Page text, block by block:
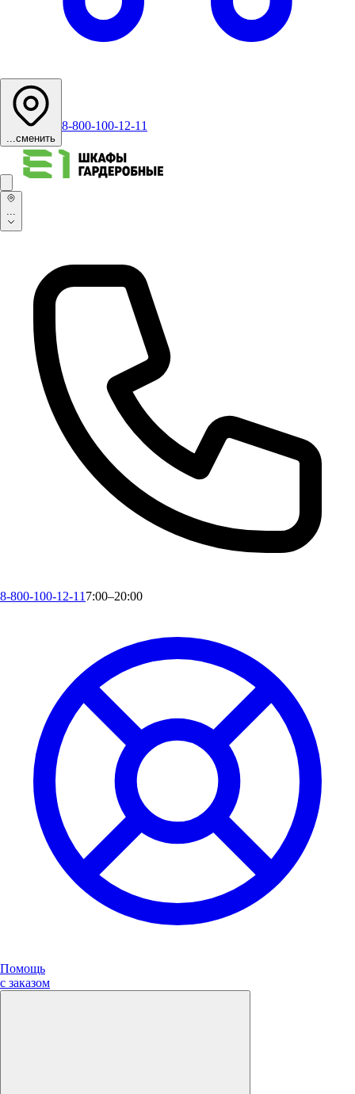
...сменить
8-800-100-12-11
...
8-800-100-12-11 7:00–20:00
Помощь
с заказом